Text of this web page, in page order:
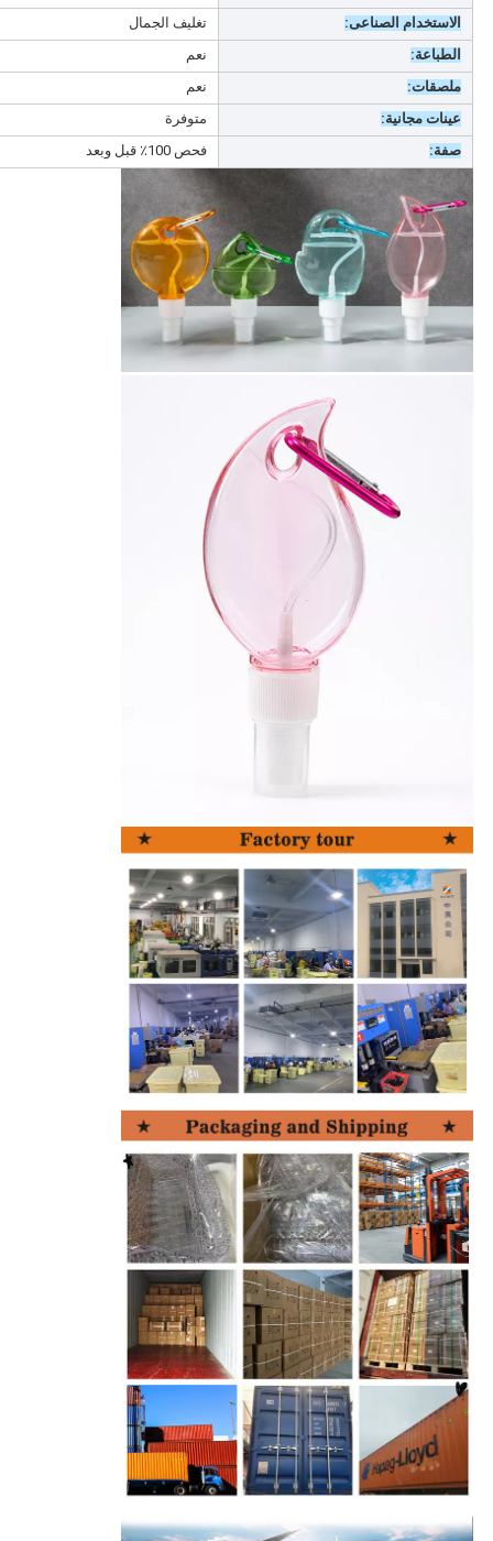
الاستخدام الصناعى:
تغليف الجمال
الطباعة:
نعم
ملصقات:
نعم
عينات مجانية:
متوفرة
صفة:
فحص 100٪ قبل وبعد